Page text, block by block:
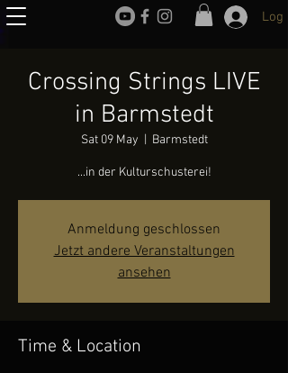
Log
Crossing Strings LIVE
in Barmstedt
Sat 09 May Barmstedt
...in der Kulturschusterei!
Anmeldung geschlossen
Jetzt andere Veranstaltungen
ansehen
Time & Location